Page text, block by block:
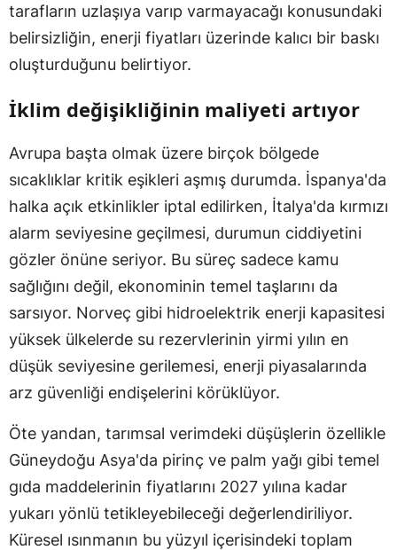
tarafların uzlaşıya varıp varmayacağı konusundaki
belirsizliğin, enerji fiyatları üzerinde kalıcı bir baskı
oluşturduğunu belirtiyor.
İklim değişikliğinin maliyeti artıyor
Avrupa başta olmak üzere birçok bölgede
sıcaklıklar kritik eşikleri aşmış durumda. İspanya'da
halka açık etkinlikler iptal edilirken, İtalya'da kırmızı
alarm seviyesine geçilmesi, durumun ciddiyetini
gözler önüne seriyor. Bu süreç sadece kamu
sağlığını değil, ekonominin temel taşlarını da
sarsıyor. Norveç gibi hidroelektrik enerji kapasitesi
yüksek ülkelerde su rezervlerinin yirmi yılın en
düşük seviyesine gerilemesi, enerji piyasalarında
arz güvenliği endişelerini körüklüyor.
Öte yandan, tarımsal verimdeki düşüşlerin özellikle
Güneydoğu Asya'da pirinç ve palm yağı gibi temel
gıda maddelerinin fiyatlarını 2027 yılına kadar
yukarı yönlü tetikleyebileceği değerlendiriliyor.
Küresel ısınmanın bu yüzyıl içerisindeki toplam